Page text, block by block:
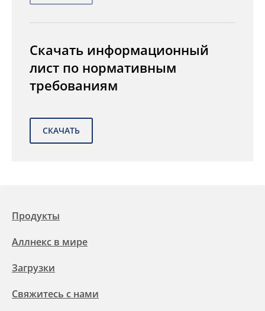
Скачать информационный
лист по нормативным
требованиям
Продукты
Аллнекс в мире
Загрузки
Свяжитесь с нами